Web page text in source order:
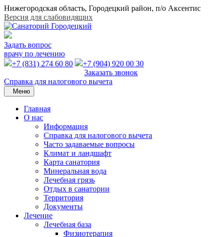
Нижегородская область, Городецкий район, п/о Аксентис
Версия для слабовидящих
Задать вопрос
врачу по лечению
+7 (831) 274 60 80
+7 (904) 920 00 30
Заказать звонок
Справка для налогового вычета
Меню
Главная
О нас
Информация
Справка для налогового вычета
Часто задаваемые вопросы
Климат и ландшафт
Карта санатория
Минеральная вода
Лечебная грязь
Отдых в санатории
Территория
Документы
Лечение
Лечебная база
Физиотерапия